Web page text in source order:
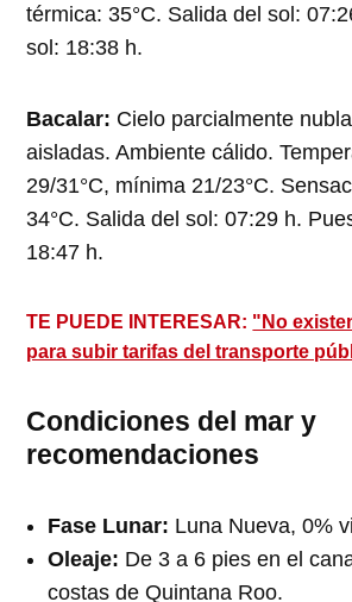
térmica: 35°C. Salida del sol:
sol: 18:38 h.
Bacalar: Cielo parcialmente
aisladas. Ambiente cálido.
29/31°C, mínima 21/23°C.
34°C. Salida del sol: 07:29 h.
18:47 h.
TE PUEDE INTERESAR: "No
para subir tarifas del transporte
Condiciones del mar y
recomendaciones
Fase Lunar: Luna Nueva, 0%
Oleaje: De 3 a 6 pies en el
costas de Quintana Roo.